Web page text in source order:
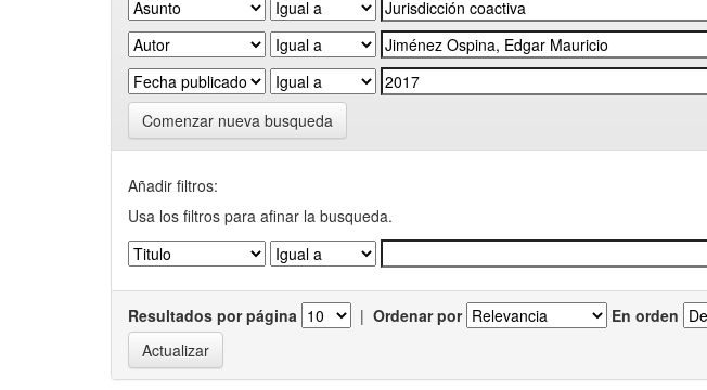
Comenzar nueva busqueda
Añadir filtros:
Usa los filtros para afinar la busqueda.
Resultados por página | Ordenar por En orden